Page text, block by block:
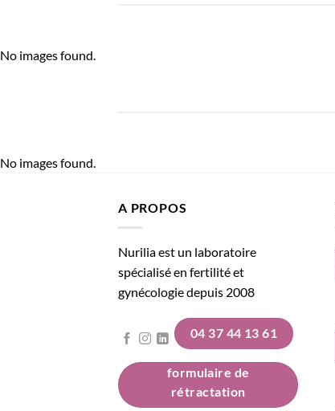
No images found.
No images found.
A PROPOS
Nurilia est un laboratoire
spécialisé en fertilité et
gynécologie depuis 2008
04 37 44 13 61
formulaire de
rétractation